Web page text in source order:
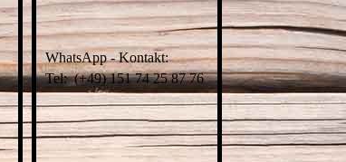
WhatsApp - Kontakt:
Tel: (+49) 151 74 25 87 76